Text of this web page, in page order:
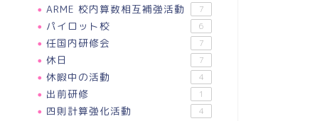
ARME 校内算数相互補強活動 7
パイロット校 6
任国内研修会 7
休日 7
休暇中の活動 4
出前研修 1
四則計算強化活動 4